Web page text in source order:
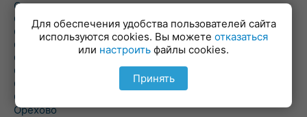
Оздамичи
Озяты
Олтуш
Ольманы
Ольпень
Ольшаны
Омельная
Ополь
Орехово
Для обеспечения удобства пользователей сайта
используются cookies. Вы можете отказаться
или настроить файлы cookies.
Принять